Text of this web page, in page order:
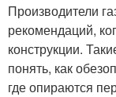
Производители
рекомендаций,
конструкции.
понять, как
где опираются